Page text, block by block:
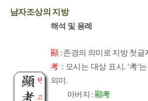
남자조상의 지방
해석 및 용례
顯: 존경의 의미로 지방 첫글
考 : 모시는 대상 표시. '考'
의미.
아버지 :顯考